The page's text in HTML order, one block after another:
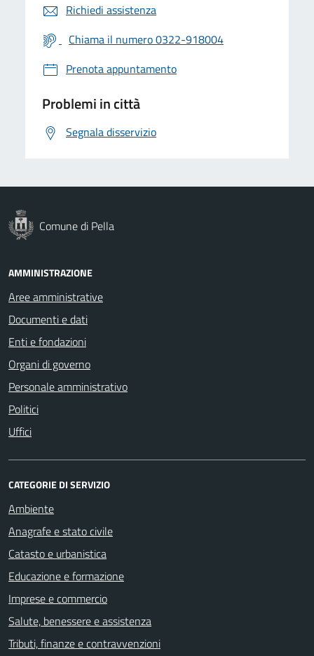
Richiedi assistenza
Chiama il numero 0322-918004
Prenota appuntamento
Problemi in città
Segnala disservizio
Comune di Pella
AMMINISTRAZIONE
Aree amministrative
Documenti e dati
Enti e fondazioni
Organi di governo
Personale amministrativo
Politici
Uffici
CATEGORIE DI SERVIZIO
Ambiente
Anagrafe e stato civile
Catasto e urbanistica
Educazione e formazione
Imprese e commercio
Salute, benessere e assistenza
Tributi, finanze e contravvenzioni